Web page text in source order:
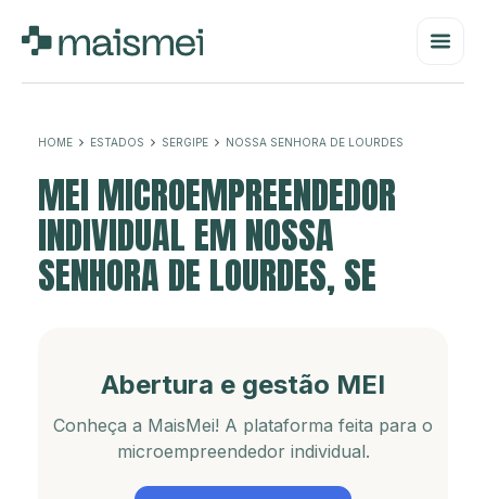
HOME ESTADOS SERGIPE NOSSA SENHORA DE LOURDES
MEI MICROEMPREENDEDOR
INDIVIDUAL EM NOSSA
SENHORA DE LOURDES, SE
Abertura e gestão MEI
Conheça a MaisMei! A plataforma feita para o
microempreendedor individual.